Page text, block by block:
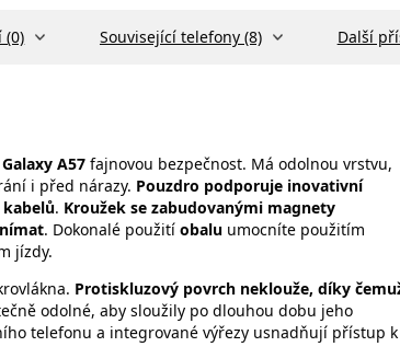
(0) Související telefony (8) Další
A57 fajnovou bezpečnost. Má odolnou vrstvu,
i před nárazy. Pouzdro podporuje inovativní
. Kroužek se zabudovanými magnety
. Dokonalé použití obalu umocníte použitím
jízdy.
Protiskluzový povrch neklouže, díky
odolné, aby sloužily po dlouhou dobu jeho
telefonu a integrované výřezy usnadňují přístup k